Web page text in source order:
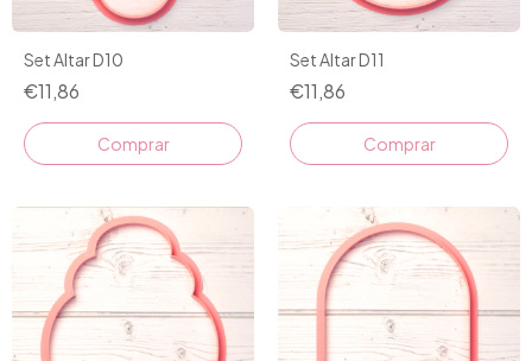
Set Altar D10
€11,86
Comprar
Set Altar D11
€11,86
Comprar